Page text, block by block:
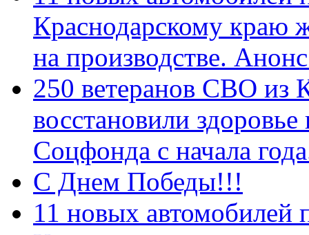
Краснодарскому краю
на производстве.
250 ветеранов СВО из
восстановили
Соцфонда с начала
С Днем Победы!!!
11 новых автомобилей